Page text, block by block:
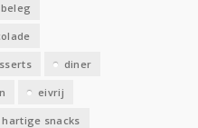
beleg
diner
eivrij
hartige snacks